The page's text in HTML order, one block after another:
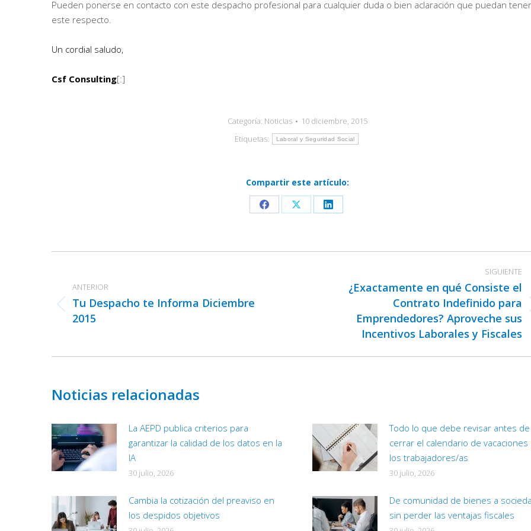
Pueden ponerse en contacto con este despacho profesional para cualquier duda o bien aclaración que puedan
este respecto.
Un cordial saludo,
Csf Consulting[:]
Categoría: Noticias
10 diciembre, 2015
Etiquetas:
Laboral y Seguridad Social
Compartir este artículo:
Share
Facebook
Share
X
Share
LinkedIn
entre
publicaciones
ANTERIOR
Publicación
anterior:
Tu Despacho te Informa Diciembre
2015
SIGUIENTE
¿Exactamente en qué Consiste el
Contrato Indefinido para
Emprendedores? Aproveche sus
Incentivos Laborales y Fiscales
Noticias relacionadas
La AEPD publica criterios para
garantizar la calidad de los datos en la
IA
30 julio, 2026
Todo lo que debe revisar antes de
cerrar el calendario de vacaciones
los trabajadores/as
30 julio, 2026
Cambia la cotización del preaviso en
los despidos objetivos
De comunidad de bienes a
sin perder las ventajas fiscales